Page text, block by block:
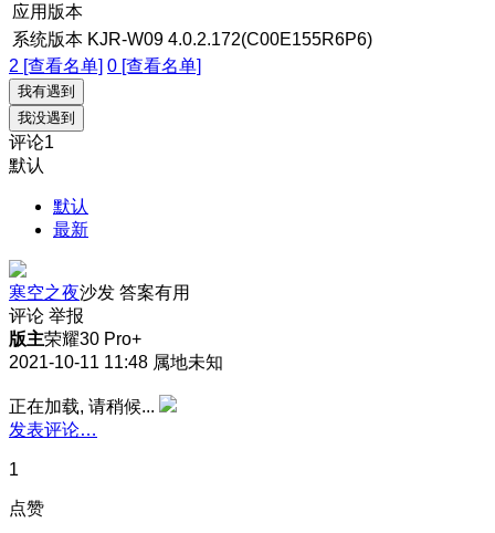
应用版本
系统版本 KJR-W09 4.0.2.172(C00E155R6P6)
2 [查看名单] 0 [查看名单]
我有遇到
我没遇到
评论1
默认
默认
最新
寒空之夜沙发 答案有用
评论 举报
版主荣耀30 Pro+
2021-10-11 11:48 属地未知
正在加载, 请稍候...
发表评论…
1
点赞